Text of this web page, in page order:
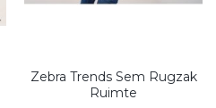
Zebra Trends Sem Rugzak
Ruimte